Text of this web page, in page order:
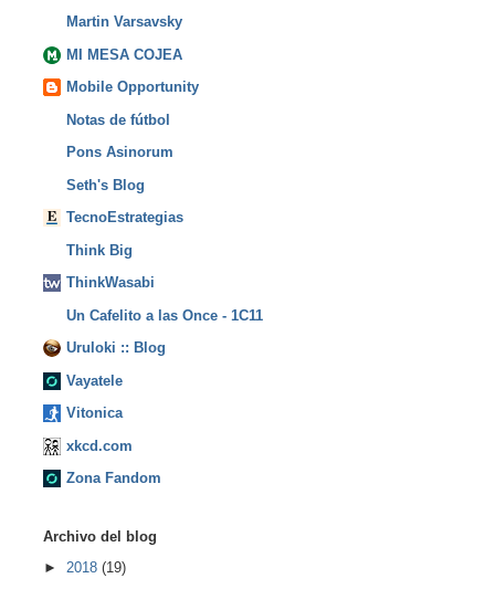
Martin Varsavsky
MI MESA COJEA
Mobile Opportunity
Notas de fútbol
Pons Asinorum
Seth's Blog
TecnoEstrategias
Think Big
ThinkWasabi
Un Cafelito a las Once - 1C11
Uruloki :: Blog
Vayatele
Vitonica
xkcd.com
Zona Fandom
Archivo del blog
► 2018 (19)